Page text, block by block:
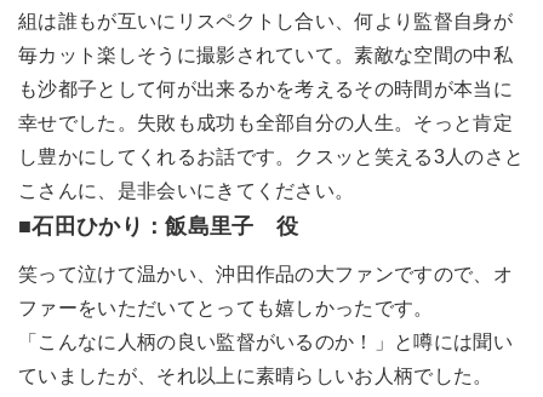
組は誰もが互いにリスペクトし合い、何より監督自身が
毎カット楽しそうに撮影されていて。素敵な空間の中私
も沙都子として何が出来るかを考えるその時間が本当に
幸せでした。失敗も成功も全部自分の人生。そっと肯定
し豊かにしてくれるお話です。クスッと笑える3人のさと
こさんに、是非会いにきてください。
■石田ひかり：飯島里子 役
笑って泣けて温かい、沖田作品の大ファンですので、オ
ファーをいただいてとっても嬉しかったです。
「こんなに人柄の良い監督がいるのか！」と噂には聞い
ていましたが、それ以上に素晴らしいお人柄でした。